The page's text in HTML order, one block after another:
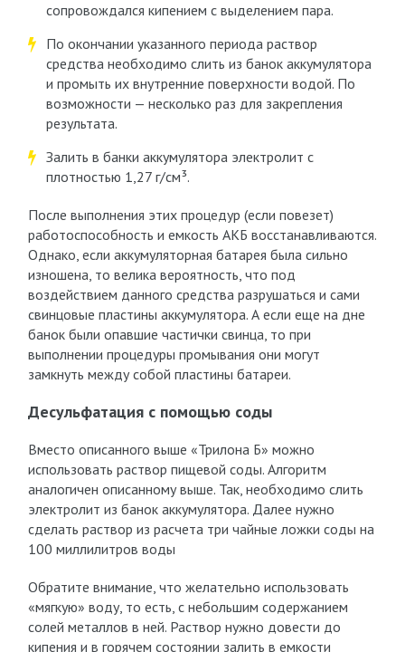
сопровождался кипением с выделением пара.
По окончании указанного периода раствор
средства необходимо слить из банок аккумулятора
и промыть их внутренние поверхности водой. По
возможности — несколько раз для закрепления
результата.
Залить в банки аккумулятора электролит с
плотностью 1,27 г/см³.
После выполнения этих процедур (если повезет)
работоспособность и емкость АКБ восстанавливаются.
Однако, если аккумуляторная батарея была сильно
изношена, то велика вероятность, что под
воздействием данного средства разрушаться и сами
свинцовые пластины аккумулятора. А если еще на дне
банок были опавшие частички свинца, то при
выполнении процедуры промывания они могут
замкнуть между собой пластины батареи.
Десульфатация с помощью соды
Вместо описанного выше «Трилона Б» можно
использовать раствор пищевой соды. Алгоритм
аналогичен описанному выше. Так, необходимо слить
электролит из банок аккумулятора. Далее нужно
сделать раствор из расчета три чайные ложки соды на
100 миллилитров воды
Обратите внимание, что желательно использовать
«мягкую» воду, то есть, с небольшим содержанием
солей металлов в ней. Раствор нужно довести до
кипения и в горячем состоянии залить в емкости